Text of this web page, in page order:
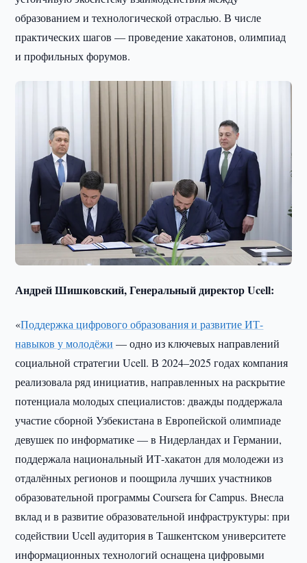
образованием и технологической отраслью. В числе
практических шагов — проведение хакатонов, олимпиад
и профильных форумов.
Андрей Шишковский, Генеральный директор Ucell:
«Поддержка цифрового образования и развитие ИТ-
навыков у молодёжи — одно из ключевых направлений
социальной стратегии Ucell. В 2024–2025 годах компания
реализовала ряд инициатив, направленных на раскрытие
потенциала молодых специалистов: дважды поддержала
участие сборной Узбекистана в Европейской олимпиаде
девушек по информатике — в Нидерландах и Германии,
поддержала национальный ИТ-хакатон для молодежи из
отдалённых регионов и поощрила лучших участников
образовательной программы Coursera for Campus. Внесла
вклад и в развитие образовательной инфраструктуры: при
содействии Ucell аудитория в Ташкентском университете
информационных технологий оснащена цифровыми